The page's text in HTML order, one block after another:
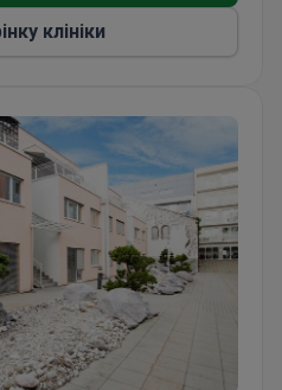
клініки